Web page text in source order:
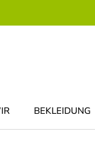
springen
BEKLEIDUNG